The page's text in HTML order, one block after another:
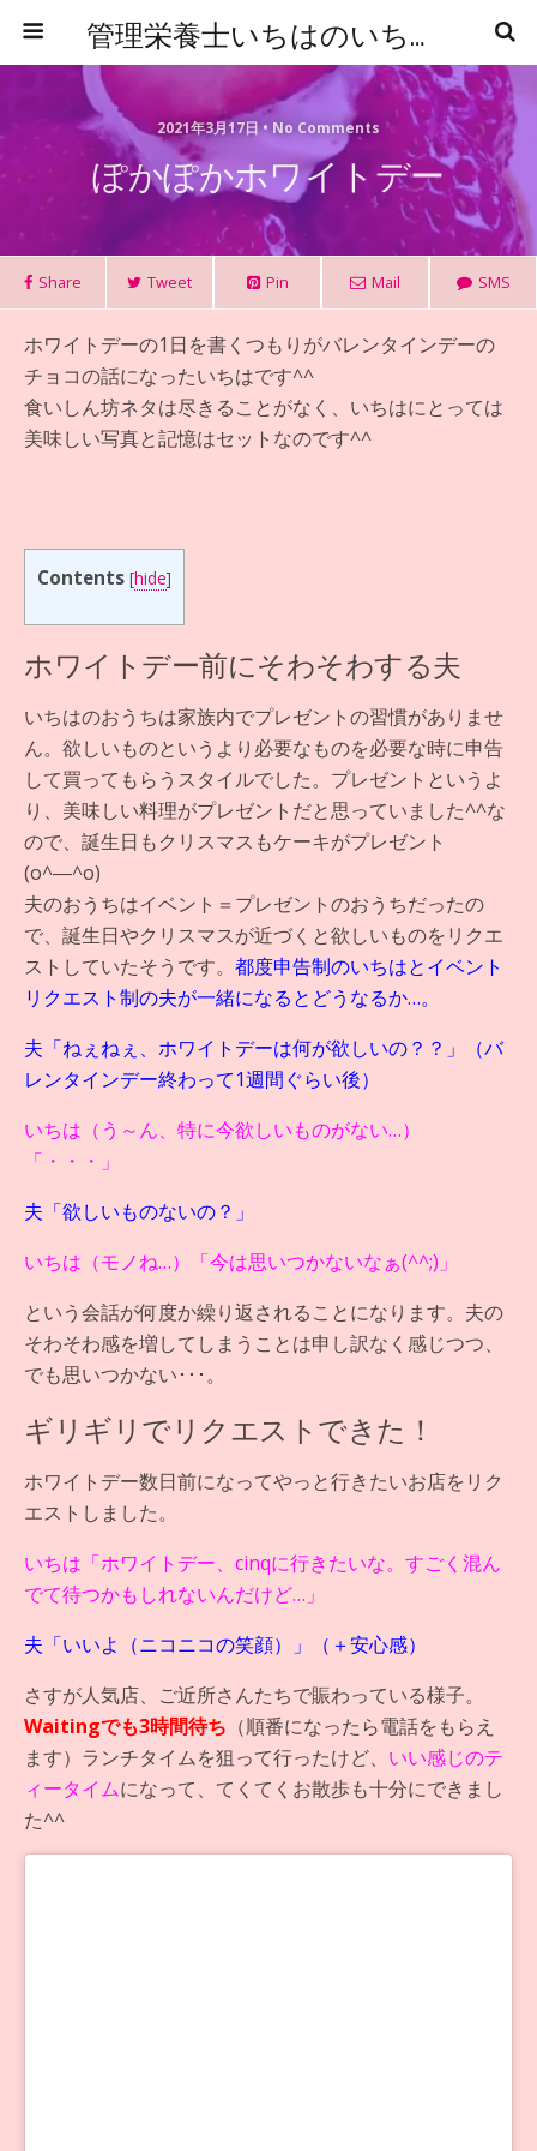
管理栄養士いちはのいちからはじめる食事管理
2021年3月17日 • No Comments
ぽかぽかホワイトデー
Share Tweet Pin Mail SMS
ホワイトデーの1日を書くつもりがバレンタインデーの
チョコの話になったいちはです^^
食いしん坊ネタは尽きることがなく、いちはにとっては
美味しい写真と記憶はセットなのです^^
Contents [hide]
ホワイトデー前にそわそわする夫
いちはのおうちは家族内でプレゼントの習慣がありませ
ん。欲しいものというより必要なものを必要な時に申告
して買ってもらうスタイルでした。プレゼントというよ
り、美味しい料理がプレゼントだと思っていました^^な
ので、誕生日もクリスマスもケーキがプレゼント
(o^―^o)
夫のおうちはイベント＝プレゼントのおうちだったの
で、誕生日やクリスマスが近づくと欲しいものをリクエ
ストしていたそうです。 都度申告制のいちはとイベント
リクエスト制の夫が一緒になるとどうなるか…。
夫「ねぇねぇ、ホワイトデーは何が欲しいの？？」（バ
レンタインデー終わって1週間ぐらい後）
いちは（う～ん、特に今欲しいものがない…）
「・・・」
夫「欲しいものないの？」
いちは（モノね…）「今は思いつかないなぁ(^^;)」
という会話が何度か繰り返されることになります。夫の
そわそわ感を増してしまうことは申し訳なく感じつつ、
でも思いつかない･･･。
ギリギリでリクエストできた！
ホワイトデー数日前になってやっと行きたいお店をリク
エストしました。
いちは「ホワイトデー、cinqに行きたいな。すごく混ん
でて待つかもしれないんだけど…」
夫「いいよ（ニコニコの笑顔）」（＋安心感）
さすが人気店、ご近所さんたちで賑わっている様子。
Waitingでも3時間待ち （順番になったら電話をもらえ
ます）ランチタイムを狙って行ったけど、 いい感じのテ
ィータイムになって、てくてくお散歩も十分にできまし
た^^